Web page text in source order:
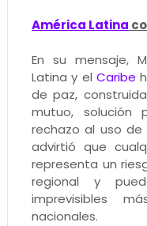
América Latina
En su mensaje,
Latina y elCaribe
de paz,
mutuo, solución
rechazo al uso
advirtió que
representa un
regional y
imprevisibles
nacionales.